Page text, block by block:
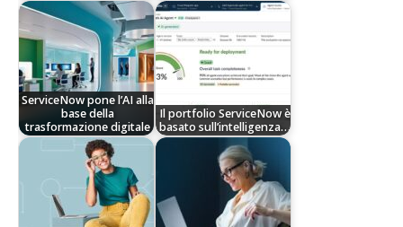
ServiceNow pone l’AI alla
base della
trasformazione digitale
Il portfolio ServiceNow è
basato sull’intelligenza…